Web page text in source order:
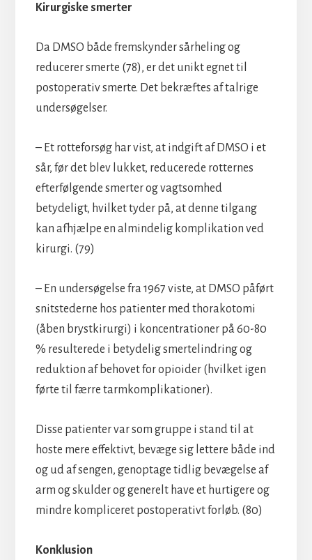
Kirurgiske smerter
Da DMSO både fremskynder sårheling og
reducerer smerte (78), er det unikt egnet til
postoperativ smerte. Det bekræftes af talrige
undersøgelser.
– Et rotteforsøg har vist, at indgift af DMSO i et
sår, før det blev lukket, reducerede rotternes
efterfølgende smerter og vagtsomhed
betydeligt, hvilket tyder på, at denne tilgang
kan afhjælpe en almindelig komplikation ved
kirurgi. (79)
– En undersøgelse fra 1967 viste, at DMSO påført
snitstederne hos patienter med thorakotomi
(åben brystkirurgi) i koncentrationer på 60-80
% resulterede i betydelig smertelindring og
reduktion af behovet for opioider (hvilket igen
førte til færre tarmkomplikationer).
Disse patienter var som gruppe i stand til at
hoste mere effektivt, bevæge sig lettere både ind
og ud af sengen, genoptage tidlig bevægelse af
arm og skulder og generelt have et hurtigere og
mindre kompliceret postoperativt forløb. (80)
Konklusion